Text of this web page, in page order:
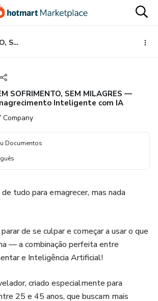
SEM SOFRIMENTO, SEM MILAGRES — Emagrecimento Inteligente com IA
SOFRIMENTO, SEM MILAGRES —
Inteligente com IA
Company
Documentos
tudo para emagrecer, mas nada
de se culpar e começar a usar o que
— a combinação perfeita entre
e Inteligência Artificial!
criado especialmente para
25 e 45 anos, que buscam mais